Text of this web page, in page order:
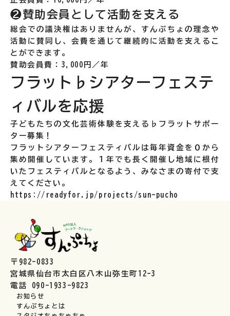
❷賛助会員として活動を支える
総会での議決権はありませんが、すんぷちょの理念や
活動に賛同し、会費を通じて継続的に活動を支えるこ
とができます。
賛助会員費：3,000円／年
フラット♭シアターフェステ
ィバルを応援
子どもたちの文化芸術体験を支える♭フラットサポー
ター募集！
フラットシアターフェスティバルは毎年資金を０から
集め開催しています。１年でも長く開催し地域に根付
いたフェスティバルとなるよう、みなさまの寄付で支
えてください。
https://readyfor.jp/projects/sun-pucho
〒982-0833
宮城県仙台市太白区八木山弥生町12-3
電話 090-1933-9823
お知らせ
すんぷちょとは